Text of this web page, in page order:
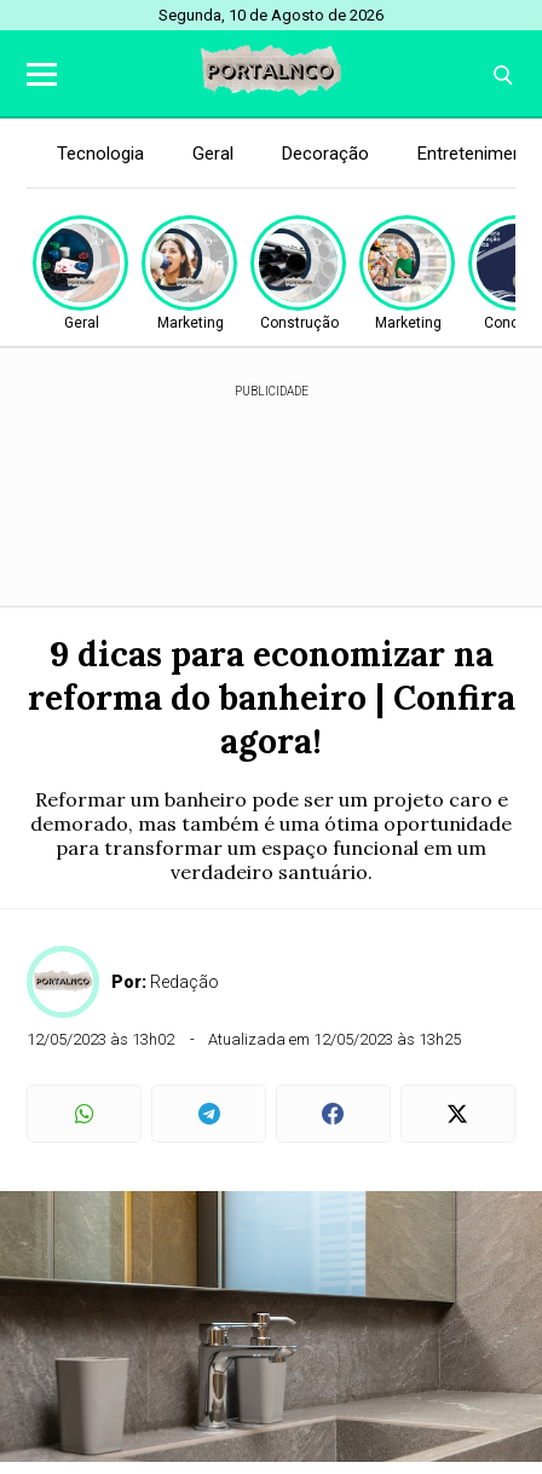
Segunda, 10 de Agosto de 2026
Tecnologia Geral Decoração Entretenimento
Geral Marketing Construção Marketing
PUBLICIDADE
9 dicas para economizar na
reforma do banheiro | Confira
agora!
Reformar um banheiro pode ser um projeto caro e
demorado, mas também é uma ótima oportunidade
para transformar um espaço funcional em um
verdadeiro santuário.
Por: Redação
12/05/2023 às 13h02 Atualizada em 12/05/2023 às 13h25